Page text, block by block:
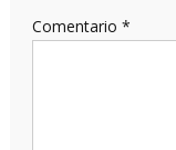
Comentario *